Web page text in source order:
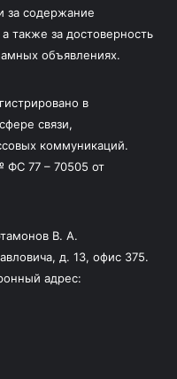
за содержание
также за достоверность
объявлениях.
в
связи,
коммуникаций.
ФС 77 – 70505 от
В. А.
д. 13, офис 375.
адрес: